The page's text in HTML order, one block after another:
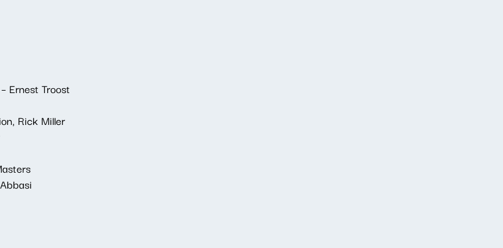
Ernest Troost
Rick Miller